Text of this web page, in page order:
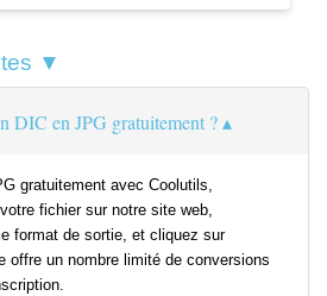
▼
DIC en JPG gratuitement ?
gratuitement avec Coolutils,
fichier sur notre site web,
format de sortie, et cliquez sur
offre un nombre limité de conversions